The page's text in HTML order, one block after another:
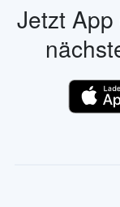
Jetzt